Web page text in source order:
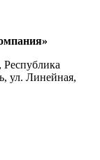
ул. Линейная,